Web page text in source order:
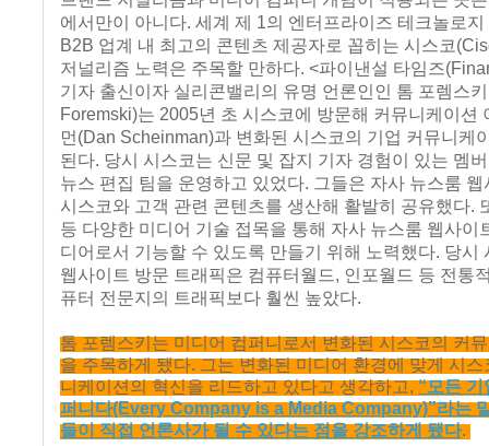
에서만이 아니다. 세계 제 1의 엔터프라이즈 테크놀로
B2B 업계 내 최고의 콘텐츠 제공자로 꼽히는 시스코
저널리즘 노력은 주목할 만하다. <파이낸설 타임즈
기자 출신이자 실리콘밸리의 유명 언론인인 톰 포렘스
Foremski)는 2005년 초 시스코에 방문해 커뮤니케이션
먼(Dan Scheinman)과 변화된 시스코의 기업 커뮤니케
된다. 당시 시스코는 신문 및 잡지 기자 경험이 있는 멤
뉴스 편집 팀을 운영하고 있었다. 그들은 자사 뉴스룸
시스코와 고객 관련 콘텐츠를 생산해 활발히 공유했다.
등 다양한 미디어 기술 접목을 통해 자사 뉴스룸 웹사이
디어로서 기능할 수 있도록 만들기 위해 노력했다. 당시
웹사이트 방문 트래픽은 컴퓨터월드, 인포월드 등 전통
퓨터 전문지의 트래픽보다 훨씬 높았다.
톰 포렘스키는 미디어 컴퍼니로서 변화된 시스코의 커
을 주목하게 됐다. 그는 변화된 미디어 환경에 맞게 시
니케이션의 혁신을 리드하고 있다고 생각하고,“모든 기
퍼니다(Every Company is a Media Company)”라는
들이 직접 언론사가 될 수 있다는 점을 강조하게 됐다.